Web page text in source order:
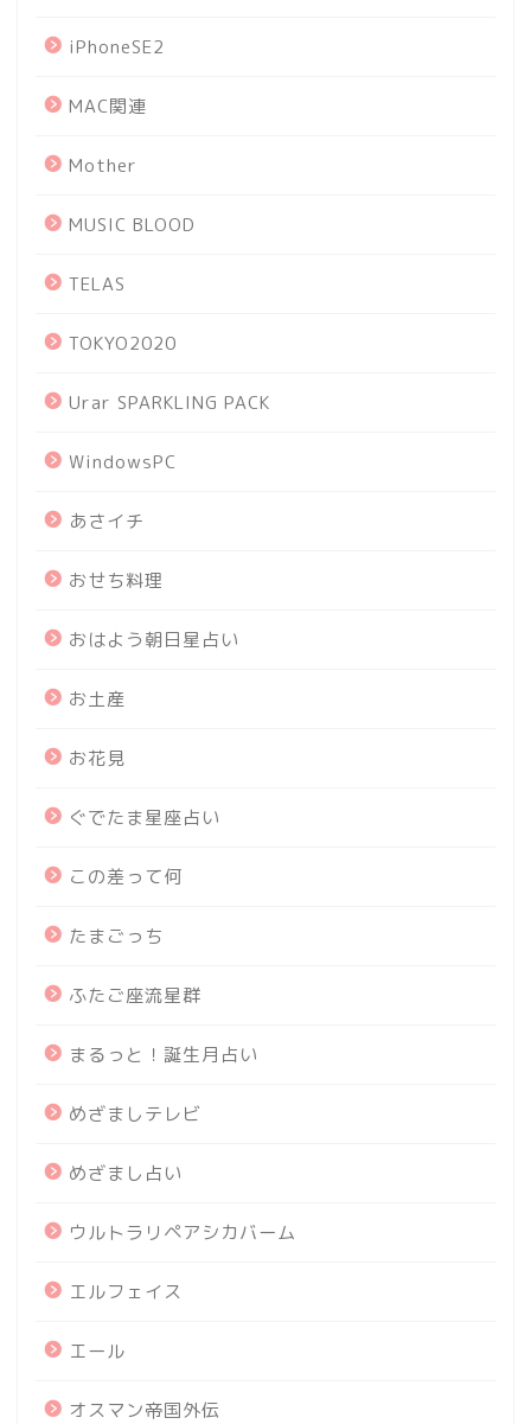
iPhoneSE2
MAC関連
Mother
MUSIC BLOOD
TELAS
TOKYO2020
Urar SPARKLING PACK
WindowsPC
あさイチ
おせち料理
おはよう朝日星占い
お土産
お花見
ぐでたま星座占い
この差って何
たまごっち
ふたご座流星群
まるっと！誕生月占い
めざましテレビ
めざまし占い
ウルトラリペアシカバーム
エルフェイス
エール
オスマン帝国外伝